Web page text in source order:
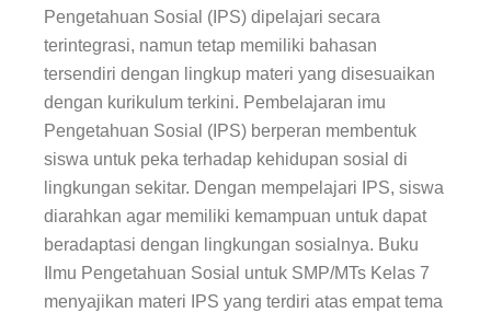
Pengetahuan Sosial (IPS) dipelajari secara
terintegrasi, namun tetap memiliki bahasan
tersendiri dengan lingkup materi yang disesuaikan
dengan kurikulum terkini. Pembelajaran imu
Pengetahuan Sosial (IPS) berperan membentuk
siswa untuk peka terhadap kehidupan sosial di
lingkungan sekitar. Dengan mempelajari IPS, siswa
diarahkan agar memiliki kemampuan untuk dapat
beradaptasi dengan lingkungan sosialnya. Buku
Ilmu Pengetahuan Sosial untuk SMP/MTs Kelas 7
menyajikan materi IPS yang terdiri atas empat tema